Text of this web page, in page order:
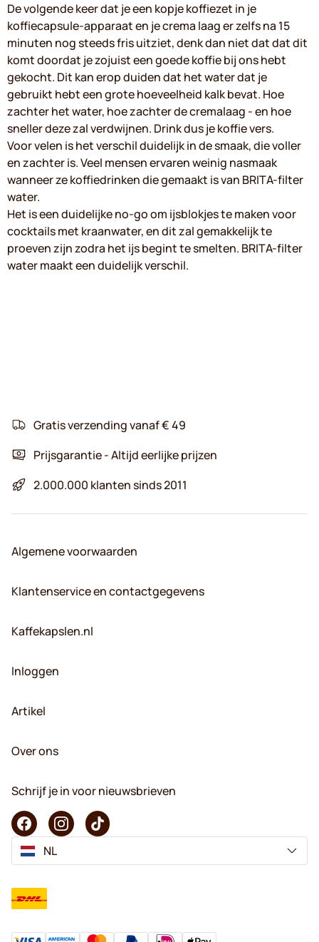
De volgende keer dat je een kopje koffiezet in je
koffiecapsule-apparaat en je crema laag er zelfs na 15
minuten nog steeds fris uitziet, denk dan niet dat dat dit
komt doordat je zojuist een goede koffie bij ons hebt
gekocht. Dit kan erop duiden dat het water dat je
gebruikt hebt een grote hoeveelheid kalk bevat. Hoe
zachter het water, hoe zachter de cremalaag - en hoe
sneller deze zal verdwijnen. Drink dus je koffie vers.
Voor velen is het verschil duidelijk in de smaak, die voller
en zachter is. Veel mensen ervaren weinig nasmaak
wanneer ze koffiedrinken die gemaakt is van BRITA-filter
water.
Het is een duidelijke no-go om ijsblokjes te maken voor
cocktails met kraanwater, en dit zal gemakkelijk te
proeven zijn zodra het ijs begint te smelten. BRITA-filter
water maakt een duidelijk verschil.
Gratis verzending vanaf € 49
Prijsgarantie - Altijd eerlijke prijzen
2.000.000 klanten sinds 2011
Algemene voorwaarden
Klantenservice en contactgegevens
Kaffekapslen.nl
Inloggen
Artikel
Over ons
Schrijf je in voor nieuwsbrieven
NL